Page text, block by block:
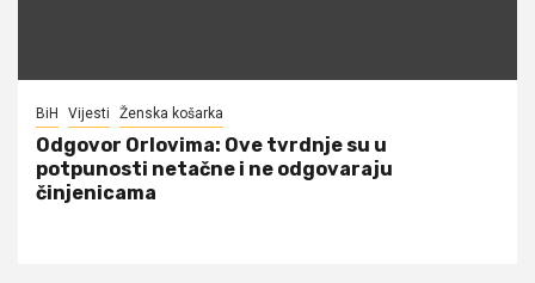
BiH Vijesti Ženska košarka
Odgovor Orlovima: ​Ove tvrdnje su u
potpunosti netačne i ne odgovaraju
činjenicama